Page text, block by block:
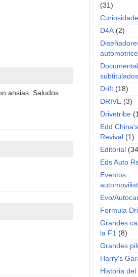
ansias. Saludos
(31)
D4A (2)
subtitulados
Drift (18)
DRIVE (3)
Drivetribe
Edd
Revival (1)
Editorial
Eds Auto
Eventos
Evo/
Formula
Grandes
la F1 (8)
Grandes
Harry's
Historia